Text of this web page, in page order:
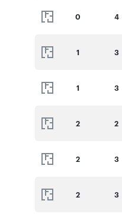
0 4
1 3
1 3
2 2
2 3
2 3